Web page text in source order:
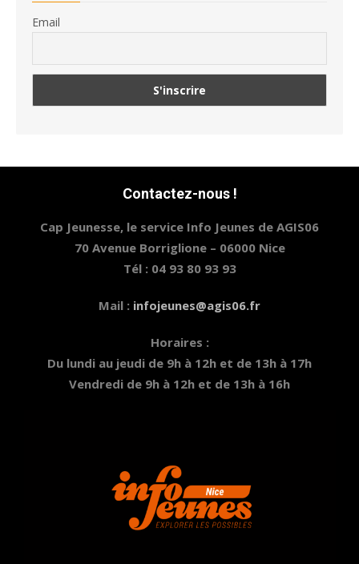
Email
Contactez-nous !
Cap Jeunesse, le service Info Jeunes de AGIS06
70 Avenue Borriglione – 06000 Nice
Tél : 04 93 80 93 93
Mail : infojeunes@agis06.fr
Horaires :
Du lundi au jeudi de 9h à 12h et de 13h à 17h
Vendredi de 9h à 12h et de 13h à 16h